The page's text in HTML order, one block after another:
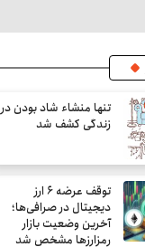
تنها منشاء شاد بودن در
زندگی کشف شد
توقف عرضه ۶ ارز
دیجیتال در صرافی‌ها؛
آخرین وضعیت بازار
رمزارزها مشخص شد